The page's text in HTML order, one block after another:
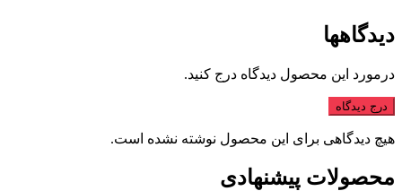
دیدگاهها
درمورد این محصول دیدگاه درج کنید.
درج دیدگاه
هیچ دیدگاهی برای این محصول نوشته نشده است.
محصولات پیشنهادی